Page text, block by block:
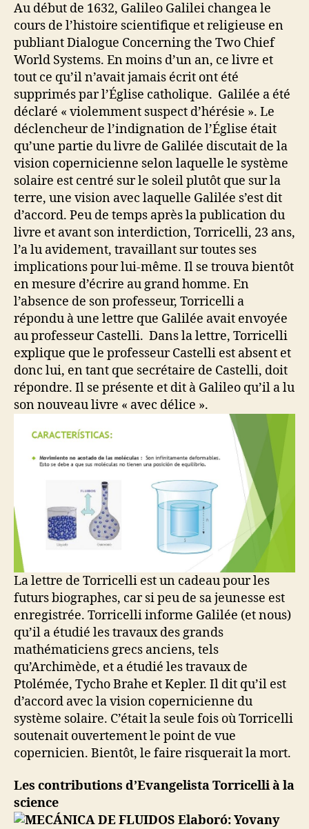
Au début de 1632, Galileo Galilei changea le
cours de l’histoire scientifique et religieuse en
publiant Dialogue Concerning the Two Chief
World Systems. En moins d’un an, ce livre et
tout ce qu’il n’avait jamais écrit ont été
supprimés par l’Église catholique. Galilée a été
déclaré « violemment suspect d’hérésie ». Le
déclencheur de l’indignation de l’Église était
qu’une partie du livre de Galilée discutait de la
vision copernicienne selon laquelle le système
solaire est centré sur le soleil plutôt que sur la
terre, une vision avec laquelle Galilée s’est dit
d’accord. Peu de temps après la publication du
livre et avant son interdiction, Torricelli, 23 ans,
l’a lu avidement, travaillant sur toutes ses
implications pour lui-même. Il se trouva bientôt
en mesure d’écrire au grand homme. En
l’absence de son professeur, Torricelli a
répondu à une lettre que Galilée avait envoyée
au professeur Castelli. Dans la lettre, Torricelli
explique que le professeur Castelli est absent et
donc lui, en tant que secrétaire de Castelli, doit
répondre. Il se présente et dit à Galileo qu’il a lu
son nouveau livre « avec délice ».
La lettre de Torricelli est un cadeau pour les
futurs biographes, car si peu de sa jeunesse est
enregistrée. Torricelli informe Galilée (et nous)
qu’il a étudié les travaux des grands
mathématiciens grecs anciens, tels
qu’Archimède, et a étudié les travaux de
Ptolémée, Tycho Brahe et Kepler. Il dit qu’il est
d’accord avec la vision copernicienne du
système solaire. C’était la seule fois où Torricelli
soutenait ouvertement le point de vue
copernicien. Bientôt, le faire risquerait la mort.
Les contributions d’Evangelista Torricelli à la
science